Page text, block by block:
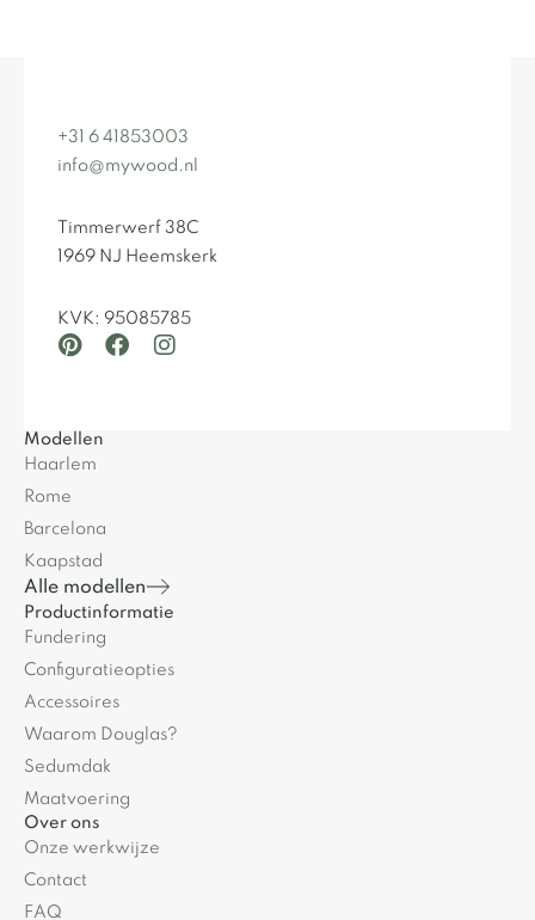
+31 6 41853003
info@mywood.nl
Timmerwerf 38C
1969 NJ Heemskerk
KVK: 95085785
Modellen
Haarlem
Rome
Barcelona
Kaapstad
Alle modellen
Productinformatie
Fundering
Configuratieopties
Accessoires
Waarom Douglas?
Sedumdak
Maatvoering
Over ons
Onze werkwijze
Contact
FAQ